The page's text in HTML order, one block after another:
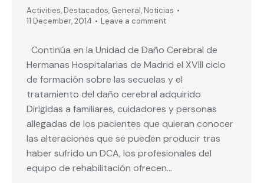
Activities, Destacados, General, Noticias
11 December, 2014
Leave a comment
Continúa en la Unidad de Daño Cerebral de
Hermanas Hospitalarias de Madrid el XVIII ciclo
de formación sobre las secuelas y el
tratamiento del daño cerebral adquirido
Dirigidas a familiares, cuidadores y personas
allegadas de los pacientes que quieran conocer
las alteraciones que se pueden producir tras
haber sufrido un DCA, los profesionales del
equipo de rehabilitación ofrecen…